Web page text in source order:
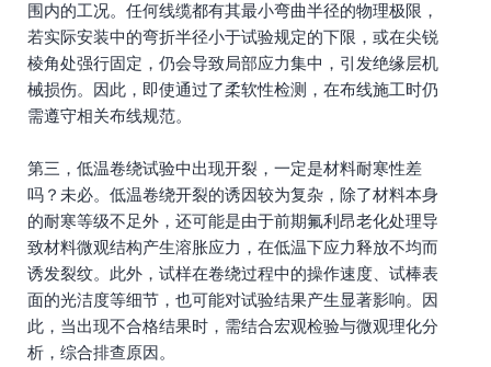
围内的工况。任何线缆都有其最小弯曲半径的物理极限，
若实际安装中的弯折半径小于试验规定的下限，或在尖锐
棱角处强行固定，仍会导致局部应力集中，引发绝缘层机
械损伤。因此，即使通过了柔软性检测，在布线施工时仍
需遵守相关布线规范。
第三，低温卷绕试验中出现开裂，一定是材料耐寒性差
吗？未必。低温卷绕开裂的诱因较为复杂，除了材料本身
的耐寒等级不足外，还可能是由于前期氟利昂老化处理导
致材料微观结构产生溶胀应力，在低温下应力释放不均而
诱发裂纹。此外，试样在卷绕过程中的操作速度、试棒表
面的光洁度等细节，也可能对试验结果产生显著影响。因
此，当出现不合格结果时，需结合宏观检验与微观理化分
析，综合排查原因。